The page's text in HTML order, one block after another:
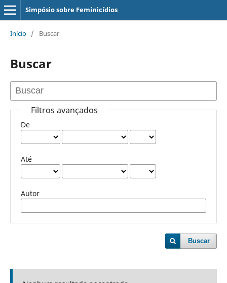
Simpósio sobre Feminicídios
Início / Buscar
Buscar
Filtros avançados
De
Até
Autor
Buscar